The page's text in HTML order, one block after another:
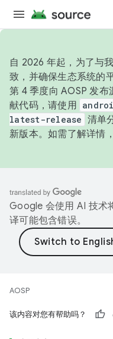
自 2026 年起，为了与
致，并确保生态系统的
第 4 季度向 AOSP 发
献代码，请使用
latest-release 清单
新版本。如需了解详情
Google 会使用 AI 技术
译可能包含错误。
AOSP
该内容对您有帮助吗？